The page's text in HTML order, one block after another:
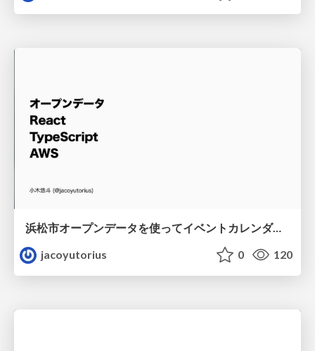
浜松市オープンデータを使ってイベントカレンダーアプリを作りました
jacoyutorius
0 120